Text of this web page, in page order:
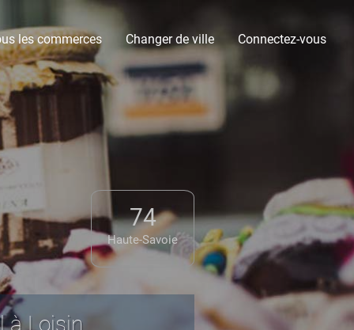
les commerces Changer de ville Connectez-vous
74
Haute-Savoie
à Loisin